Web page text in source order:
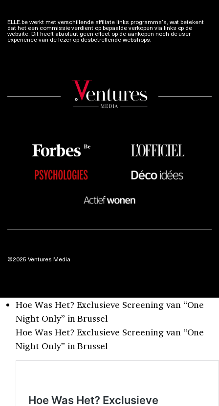
ELLE.be werkt met verschillende affiliate links programma’s, wat betekent
dat het een commissie verdient op bepaalde verkopen via links op de
website. Dit heeft absoluut geen effect op de aankopen noch de user
experience van de lezer op desbetreffende webshops.
©2025 Ventures Media
Hoe Was Het? Exclusieve Screening van “One
Night Only” in Brussel
Hoe Was Het? Exclusieve Screening van “One
Night Only” in Brussel